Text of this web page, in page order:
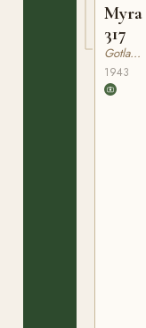
Myra
317
Gotlandsruss
1943